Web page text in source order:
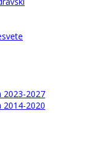
2023-2027
2020